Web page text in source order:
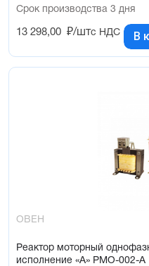
Срок производства 3 дня
13 298,00 ₽/штс НДС В
ОВЕН
Реактор моторный
исполнение «А» РМО-002-А